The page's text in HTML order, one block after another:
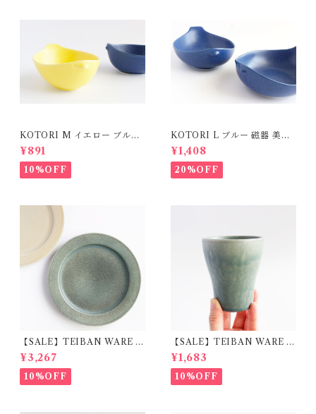
KOTORI M イエロー ブルー
磁器 美濃焼
¥891
10%OFF
KOTORI L ブルー 磁器 美濃
焼
¥1,408
20%OFF
【SALE】TEIBAN WARE リ
ムプレートL 淡青磁 陶器 明山
窯
¥3,267
10%OFF
【SALE】TEIBAN WARE フ
リーカップM 淡青緑 陶器 明
山窯
¥1,683
10%OFF